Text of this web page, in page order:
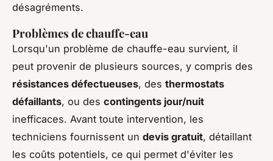
désagréments.
Problèmes de chauffe-eau
Lorsqu'un problème de chauffe-eau survient, il
peut provenir de plusieurs sources, y compris des
résistances défectueuses, des thermostats
défaillants, ou des contingents jour/nuit
inefficaces. Avant toute intervention, les
techniciens fournissent un devis gratuit, détaillant
les coûts potentiels, ce qui permet d'éviter les